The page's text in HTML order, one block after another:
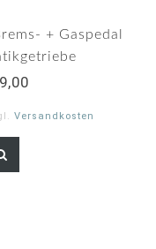
+ Gaspedal
Versandkosten